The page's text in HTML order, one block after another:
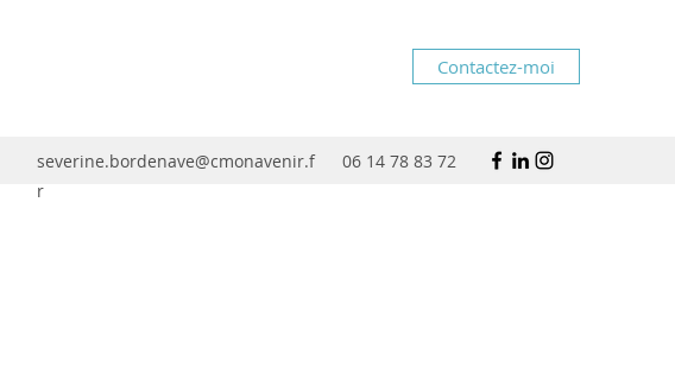
Contactez-moi
severine.bordenave@cmonavenir.f
r
06 14 78 83 72